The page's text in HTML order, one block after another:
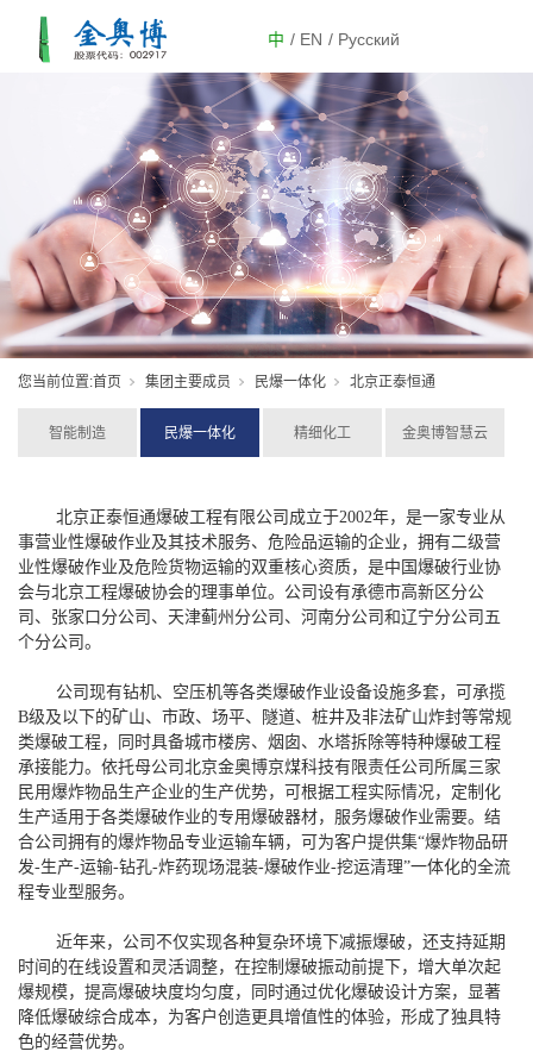
/ Русский
/ EN
中
您当前位置:首页 集团主要成员 民爆一体化 北京正泰恒通
智能制造 民爆一体化 精细化工 金奥博智慧云
北京正泰恒通爆破工程有限公司成立于2002年，是一家专业从
事营业性爆破作业及其技术服务、危险品运输的企业，拥有二级营
业性爆破作业及危险货物运输的双重核心资质，是中国爆破行业协
会与北京工程爆破协会的理事单位。公司设有承德市高新区分公
司、张家口分公司、天津蓟州分公司、河南分公司和辽宁分公司五
个分公司。
公司现有钻机、空压机等各类爆破作业设备设施多套，可承揽
B级及以下的矿山、市政、场平、隧道、桩井及非法矿山炸封等常规
类爆破工程，同时具备城市楼房、烟囱、水塔拆除等特种爆破工程
承接能力。依托母公司北京金奥博京煤科技有限责任公司所属三家
民用爆炸物品生产企业的生产优势，可根据工程实际情况，定制化
生产适用于各类爆破作业的专用爆破器材，服务爆破作业需要。 结
合公司拥有的爆炸物品专业运输车辆，可为客户提供集“爆炸物品研
发-生产-运输-钻孔-炸药现场混装-爆破作业-挖运清理”一体化的全流
程专业型服务。
近年来，公司不仅实现各种复杂环境下减振爆破，还支持延期
时间的在线设置和灵活调整，在控制爆破振动前提下，增大单次起
爆规模，提高爆破块度均匀度，同时通过优化爆破设计方案，显著
降低爆破综合成本，为客户创造更具增值性的体验，形成了独具特
色的经营优势。